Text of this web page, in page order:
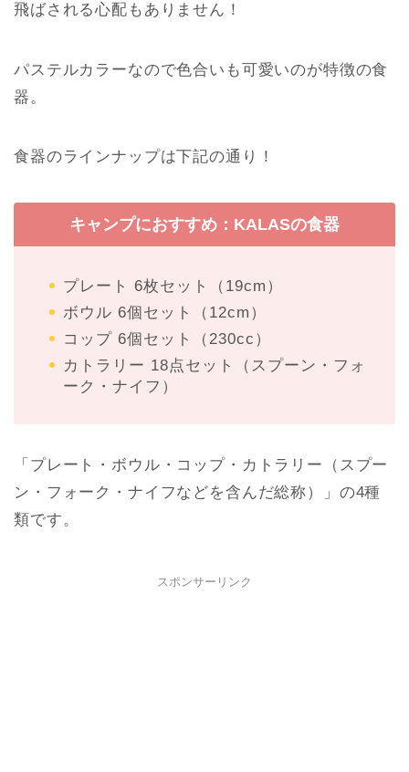
飛ばされる心配もありません！
パステルカラーなので色合いも可愛いのが特徴の食
器。
食器のラインナップは下記の通り！
キャンプにおすすめ：KALASの食器
プレート 6枚セット（19cm）
ボウル 6個セット（12cm）
コップ 6個セット（230cc）
カトラリー 18点セット（スプーン・フォ
ーク・ナイフ）
「プレート・ボウル・コップ・カトラリー（スプー
ン・フォーク・ナイフなどを含んだ総称）」の4種
類です。
スポンサーリンク